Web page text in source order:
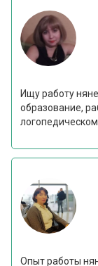
Ищу работу
образование,
Опыт работы